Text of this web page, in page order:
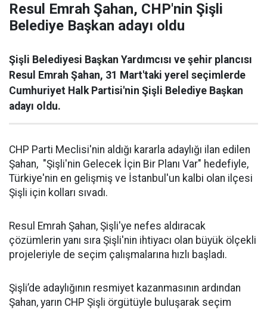
Resul Emrah Şahan, CHP'nin Şişli
Belediye Başkan adayı oldu
Şişli Belediyesi Başkan Yardımcısı ve şehir plancısı
Resul Emrah Şahan, 31 Mart'taki yerel seçimlerde
Cumhuriyet Halk Partisi'nin Şişli Belediye Başkan
adayı oldu.
CHP Parti Meclisi'nin aldığı kararla adaylığı ilan edilen
Şahan, "Şişli'nin Gelecek İçin Bir Planı Var" hedefiyle,
Türkiye'nin en gelişmiş ve İstanbul'un kalbi olan ilçesi
Şişli için kolları sıvadı.
Resul Emrah Şahan, Şişli'ye nefes aldıracak
çözümlerin yanı sıra Şişli'nin ihtiyacı olan büyük ölçekli
projeleriyle de seçim çalışmalarına hızlı başladı.
Şişli’de adaylığının resmiyet kazanmasının ardından
Şahan, yarın CHP Şişli örgütüyle buluşarak seçim